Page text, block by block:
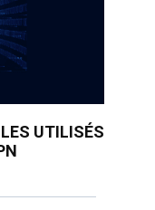
UTILISÉS